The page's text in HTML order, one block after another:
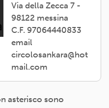
Via della Zecca 7 -
98122 messina
C.F. 97064440833
email
circolosankara@hot
mail.com
asterisco sono